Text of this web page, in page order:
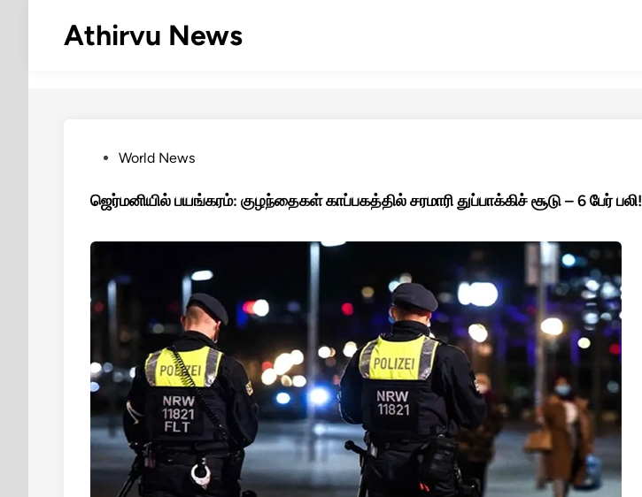
Athirvu News
PostedWorld News
ஜெர்மனியில் பயங்கரம்: குழந்தைகள் காப்பகத்தில் சரமாரி துப்பாக்கிச் சூடு – 6 பேர் பலி!